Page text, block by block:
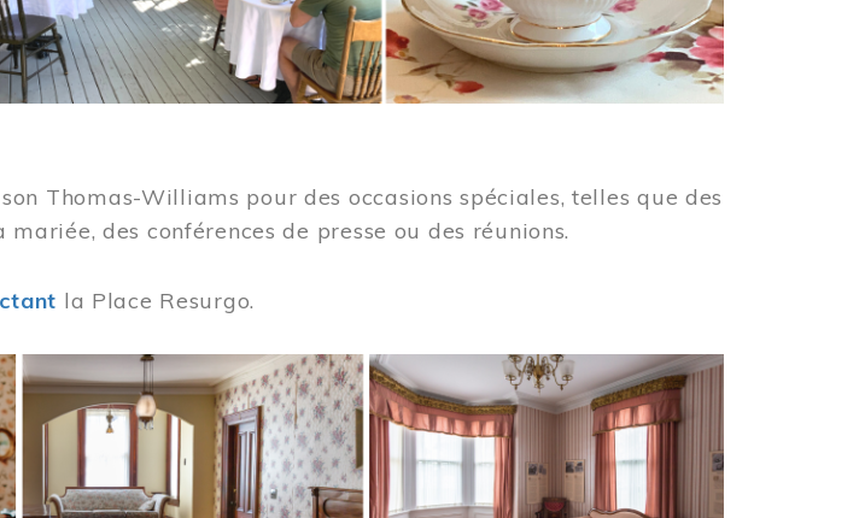
Thomas-Williams pour des occasions spéciales, telles que des
des conférences de presse ou des réunions.
la Place Resurgo.